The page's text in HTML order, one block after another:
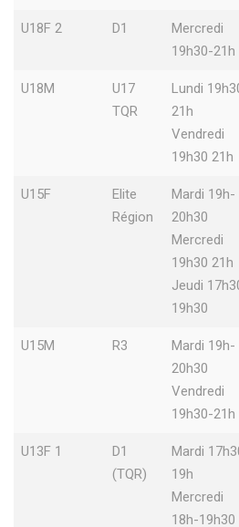
U18F 2 D1
Mercredi
19h30-21h
U18M
U17
TQR
Lundi
21h
Vendredi
19h30 21h
U15F
Elite
Région
Mardi 19h-
20h30
Mercredi
19h30 21h
Jeudi
19h30
U15M R3
Mardi 19h-
20h30
Vendredi
19h30-21h
U13F 1
D1
(TQR)
Mardi
19h
Mercredi
18h-19h30